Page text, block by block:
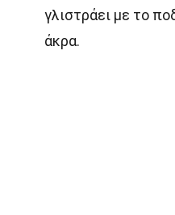
γλιστράει με το
άκρα.